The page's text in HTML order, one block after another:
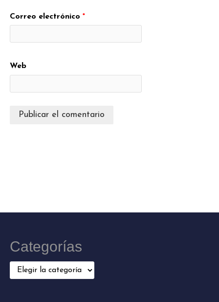
Correo electrónico *
Web
Categorías
Categorías